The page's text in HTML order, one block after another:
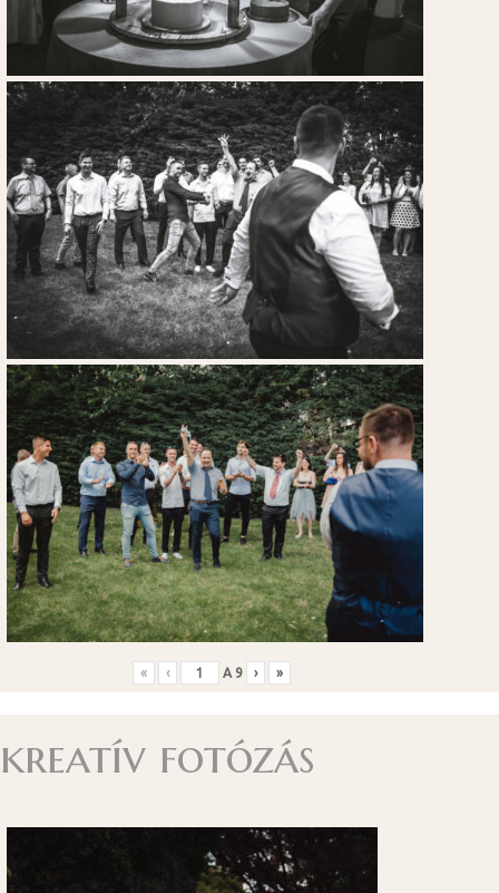
« ‹ A 9 › »
kreatív fotózás